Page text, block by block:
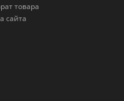
товара
сайта